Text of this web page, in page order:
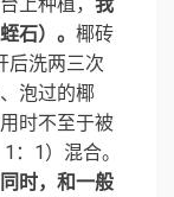
石）。 椰砖
后洗两三次
泡过的椰
时不至于被
：1）混合。
时，和一般